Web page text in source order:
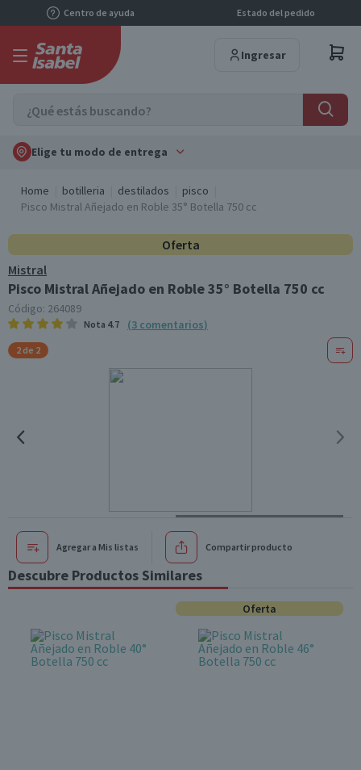
Centro de ayuda Estado del pedido
Ingresar
Elige tu modo de entrega
Home botilleria destilados
pisco
Pisco Mistral Añejado en Roble 35° Botella 750 cc
Oferta
Mistral
Pisco Mistral Añejado en Roble 35° Botella 750 cc
Código: 264089
Nota 4.7 (3 comentarios)
2 de 2
Agregar a Mis listas Compartir producto
Descubre Productos Similares
Oferta